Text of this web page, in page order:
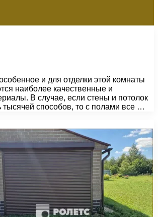
и для отделки этой комнаты
наиболее качественные и
В случае, если стены и потолок
способов, то с полами все …